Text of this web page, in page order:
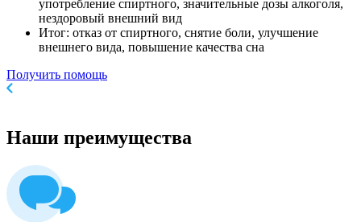
употребление спиртного, значительные дозы алкоголя,
нездоровый внешний вид
Итог: отказ от спиртного, снятие боли, улучшение
внешнего вида, повышение качества сна
Получить помощь
Наши преимущества